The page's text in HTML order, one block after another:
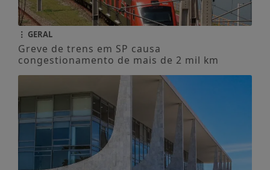
GERAL
Greve de trens em SP causa
congestionamento de mais de 2 mil km